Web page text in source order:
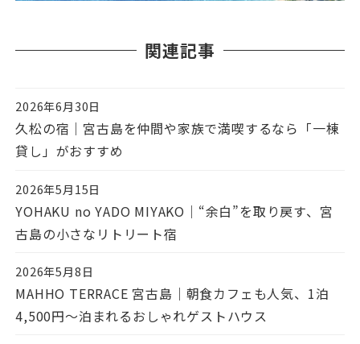
関連記事
投稿日
2026年6月30日
久松の宿｜宮古島を仲間や家族で満喫するなら「一棟
貸し」がおすすめ
投稿日
2026年5月15日
YOHAKU no YADO MIYAKO｜“余白”を取り戻す、宮
古島の小さなリトリート宿
投稿日
2026年5月8日
MAHHO TERRACE 宮古島｜朝食カフェも人気、1泊
4,500円〜泊まれるおしゃれゲストハウス